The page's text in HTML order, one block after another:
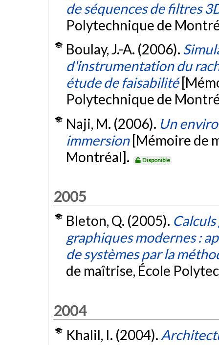
de séquences de filtres
Polytechnique de
Boulay, J.-A. (2006).
d'instrumentation du
étude de faisabilité
Polytechnique de
Naji, M. (2006). Un
immersion [Mémoire de
Montréal].
Disponible
2005
Bleton, Q. (2005).
graphiques modernes :
de systèmes par la
de maîtrise, École
2004
Khalil, I. (2004).